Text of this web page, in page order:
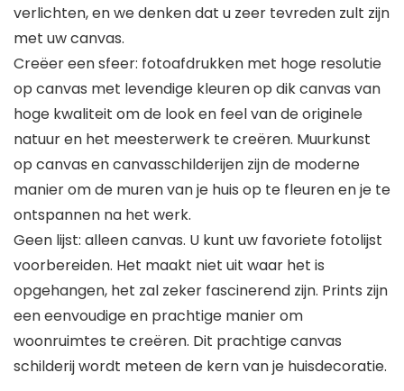
verlichten, en we denken dat u zeer tevreden zult zijn
met uw canvas.
Creëer een sfeer: fotoafdrukken met hoge resolutie
op canvas met levendige kleuren op dik canvas van
hoge kwaliteit om de look en feel van de originele
natuur en het meesterwerk te creëren. Muurkunst
op canvas en canvasschilderijen zijn de moderne
manier om de muren van je huis op te fleuren en je te
ontspannen na het werk.
Geen lijst: alleen canvas. U kunt uw favoriete fotolijst
voorbereiden. Het maakt niet uit waar het is
opgehangen, het zal zeker fascinerend zijn. Prints zijn
een eenvoudige en prachtige manier om
woonruimtes te creëren. Dit prachtige canvas
schilderij wordt meteen de kern van je huisdecoratie.